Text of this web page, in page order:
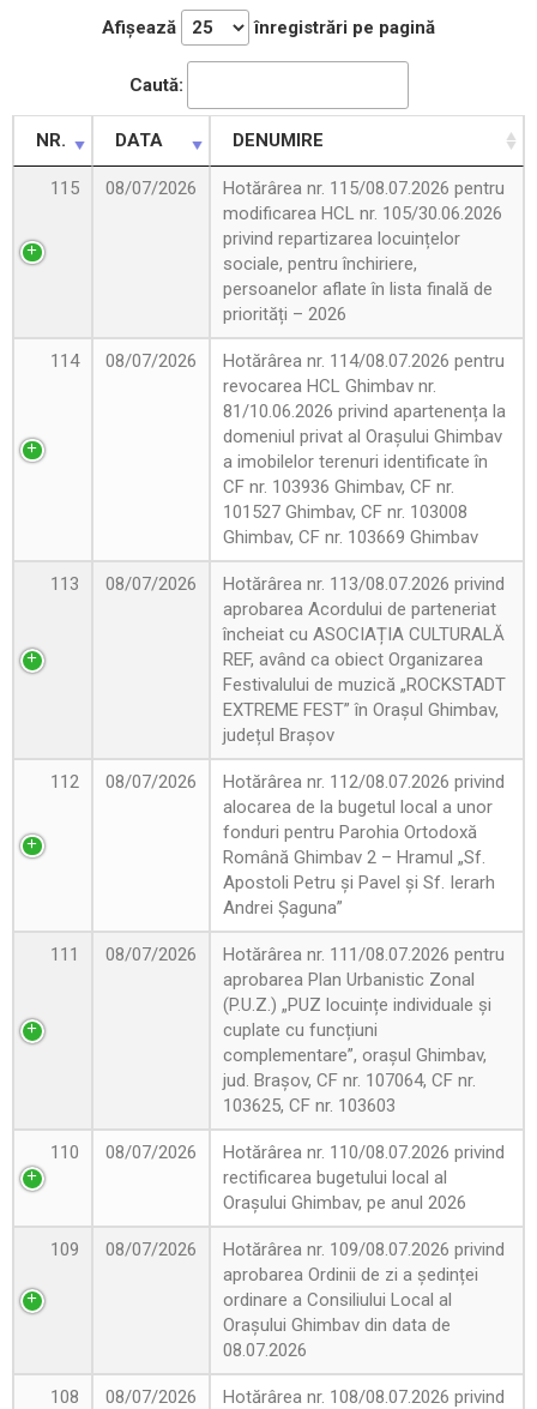
Afișează înregistrări pe pagină
Caută:
NR. DATA DENUMIRE
115 08/07/2026
Hotărârea nr. 115/08.07.2026 pentru
modificarea HCL nr. 105/30.06.2026
privind repartizarea locuințelor
sociale, pentru închiriere,
persoanelor aflate în lista finală de
priorități – 2026
114 08/07/2026
Hotărârea nr. 114/08.07.2026 pentru
revocarea HCL Ghimbav nr.
81/10.06.2026 privind apartenența la
domeniul privat al Orașului Ghimbav
a imobilelor terenuri identificate în
CF nr. 103936 Ghimbav, CF nr.
101527 Ghimbav, CF nr. 103008
Ghimbav, CF nr. 103669 Ghimbav
113 08/07/2026
Hotărârea nr. 113/08.07.2026 privind
aprobarea Acordului de parteneriat
încheiat cu ASOCIAȚIA CULTURALĂ
REF, având ca obiect Organizarea
Festivalului de muzică „ROCKSTADT
EXTREME FEST” în Orașul Ghimbav,
județul Brașov
112 08/07/2026
Hotărârea nr. 112/08.07.2026 privind
alocarea de la bugetul local a unor
fonduri pentru Parohia Ortodoxă
Română Ghimbav 2 – Hramul „Sf.
Apostoli Petru și Pavel și Sf. Ierarh
Andrei Șaguna”
111 08/07/2026
Hotărârea nr. 111/08.07.2026 pentru
aprobarea Plan Urbanistic Zonal
(P.U.Z.) „PUZ locuințe individuale și
cuplate cu funcțiuni
complementare”, orașul Ghimbav,
jud. Brașov, CF nr. 107064, CF nr.
103625, CF nr. 103603
110 08/07/2026
Hotărârea nr. 110/08.07.2026 privind
rectificarea bugetului local al
Orașului Ghimbav, pe anul 2026
109 08/07/2026
Hotărârea nr. 109/08.07.2026 privind
aprobarea Ordinii de zi a ședinței
ordinare a Consiliului Local al
Orașului Ghimbav din data de
08.07.2026
108 08/07/2026
Hotărârea nr. 108/08.07.2026 privind